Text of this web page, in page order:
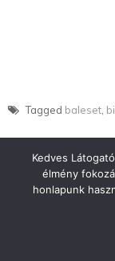
Tagged baleset
Kedves
élmény
honlapunk